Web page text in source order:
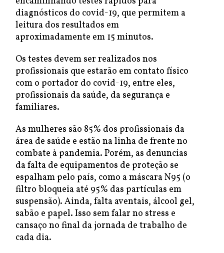
diagnósticos do covid-19, que permitem a
leitura dos resultados em
aproximadamente em 15 minutos.
Os testes devem ser realizados nos
profissionais que estarão em contato físico
com o portador do covid-19, entre eles,
profissionais da saúde, da segurança e
familiares.
As mulheres são 85% dos profissionais da
área de saúde e estão na linha de frente no
combate à pandemia. Porém, as denuncias
da falta de equipamentos de proteção se
espalham pelo país, como a máscara N95 (o
filtro bloqueia até 95% das partículas em
suspensão). Ainda, falta aventais, álcool gel,
sabão e papel. Isso sem falar no stress e
cansaço no final da jornada de trabalho de
cada dia.